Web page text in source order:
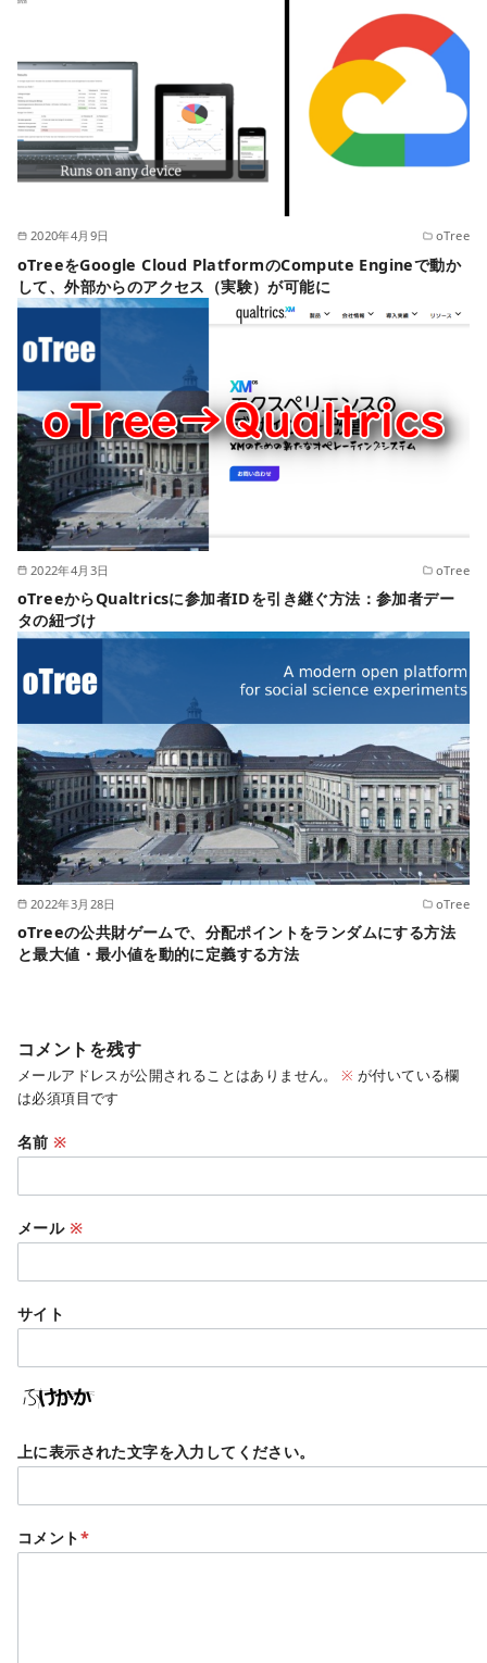
2020年4月9日 oTree
oTreeをGoogle Cloud PlatformのCompute Engineで動か
して、外部からのアクセス（実験）が可能に
2022年4月3日 oTree
oTreeからQualtricsに参加者IDを引き継ぐ方法：参加者デー
タの紐づけ
2022年3月28日 oTree
oTreeの公共財ゲームで、分配ポイントをランダムにする方法
と最大値・最小値を動的に定義する方法
コメントを残す
メールアドレスが公開されることはありません。 ※ が付いている欄
は必須項目です
名前※
メール ※
サイト
上に表示された文字を入力してください。
コメント*